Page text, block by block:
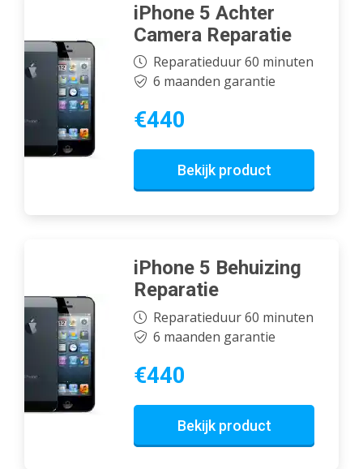
iPhone 5 Achter
Camera Reparatie
Reparatieduur 60 minuten
6 maanden garantie
€440
Bekijk product
iPhone 5 Behuizing
Reparatie
Reparatieduur 60 minuten
6 maanden garantie
€440
Bekijk product